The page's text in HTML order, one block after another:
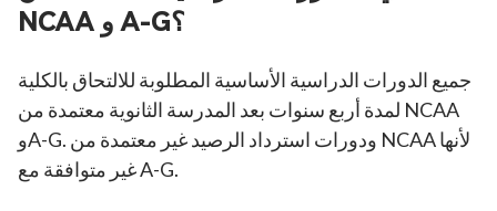
NCAA و A-G؟
جميع الدورات الدراسية الأساسية المطلوبة للالتحاق بالكلية
لمدة أربع سنوات بعد المدرسة الثانوية معتمدة من NCAA
وA-G. ودورات استرداد الرصيد غير معتمدة من NCAA لأنها
غير متوافقة مع A-G.